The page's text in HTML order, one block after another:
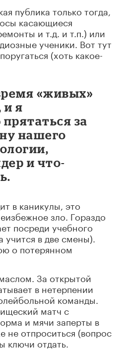
публика только тогда,
касающиеся
и т.д. и т.п.) или
ученики. Вот тут
(хоть какое-
«живых»
и я
за
нашего
и что-
в каникулы, это
зло. Гораздо
посреди учебного
в две смены).
о потерянном
За открытой
в нетерпении
команды.
матч с
и мячи заперты в
не отпроситься (вопрос
ключи отдать.